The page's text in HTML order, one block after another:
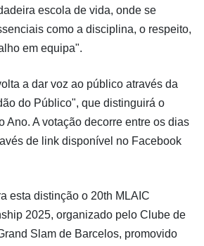
escola de vida, onde se
como a disciplina, o respeito,
em equipa".
a dar voz ao público através da
do Público", que distinguirá o
Ano. A votação decorre entre os dias
de link disponível no Facebook
esta distinção o 20th MLAIC
2025, organizado pelo Clube de
Slam de Barcelos, promovido